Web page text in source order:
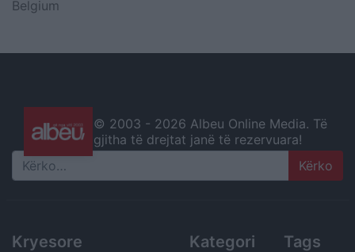
Belgium
© 2003 - 2026 Albeu Online Media. Të
gjitha të drejtat janë të rezervuara!
Search
Kryesore Kategori Tags